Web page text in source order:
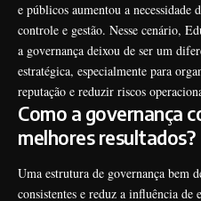
e públicos aumentou a necessidade
controle e gestão. Nesse cenário,
a governança deixou de ser um
estratégica, especialmente para
reputação e reduzir riscos
Como a governança
melhores resultados?
Uma estrutura de governança bem
consistentes e reduz a influência de